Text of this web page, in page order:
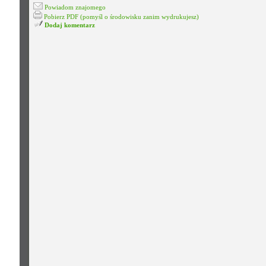
Powiadom znajomego
Pobierz PDF (pomyśl o środowisku zanim wydrukujesz)
Dodaj komentarz